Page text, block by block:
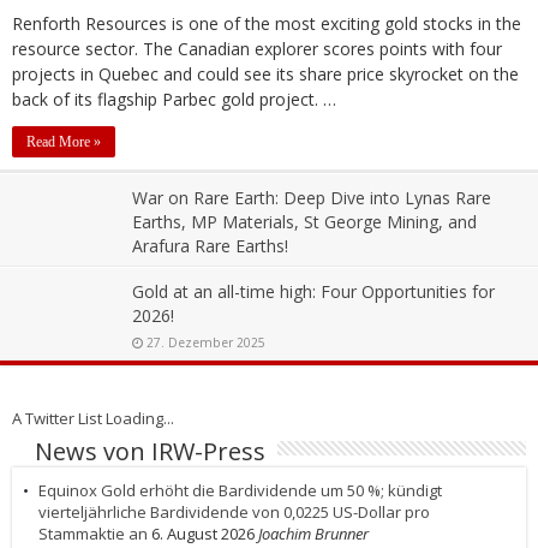
Renforth Resources is one of the most exciting gold stocks in the
resource sector. The Canadian explorer scores points with four
projects in Quebec and could see its share price skyrocket on the
back of its flagship Parbec gold project. …
Read More »
War on Rare Earth: Deep Dive into Lynas Rare
Earths, MP Materials, St George Mining, and
Arafura Rare Earths!
Gold at an all-time high: Four Opportunities for
2026!
27. Dezember 2025
A Twitter List Loading...
News von IRW-Press
Equinox Gold erhöht die Bardividende um 50 %; kündigt
vierteljährliche Bardividende von 0,0225 US-Dollar pro
Stammaktie an 6. August 2026Joachim Brunner